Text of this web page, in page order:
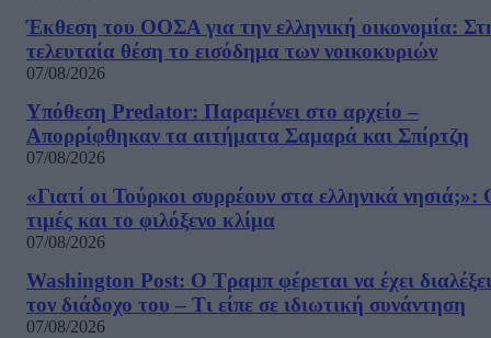
Έκθεση του ΟΟΣΑ για την ελληνική οικονομία:
τελευταία θέση το εισόδημα των νοικοκυριών
07/08/2026
Υπόθεση Predator: Παραμένει στο αρχείο –
Απορρίφθηκαν τα αιτήματα Σαμαρά και Σπίρτζη
07/08/2026
«Γιατί οι Τούρκοι συρρέουν στα ελληνικά νησιά;»:
τιμές και το φιλόξενο κλίμα
07/08/2026
Washington Post: Ο Τραμπ φέρεται να έχει διαλέξει
τον διάδοχο του – Τι είπε σε ιδιωτική συνάντηση
07/08/2026